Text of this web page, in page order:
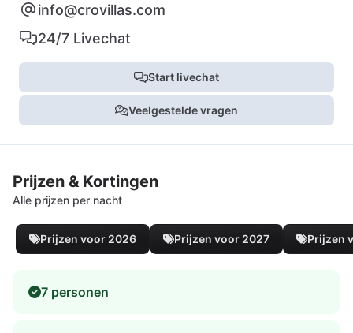
info@crovillas.com
24/7 Livechat
Start livechat
Veelgestelde vragen
Prijzen & Kortingen
Alle prijzen per nacht
Prijzen voor 2026 Prijzen voor 2027 Prijzen
7 personen